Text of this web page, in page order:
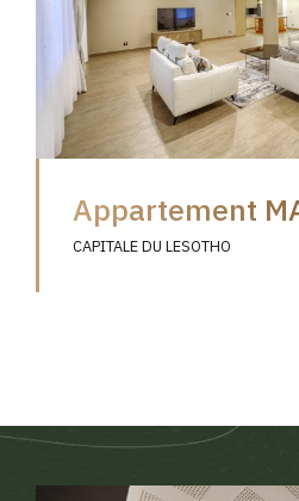
Appartement
CAPITALE DU LESOTHO